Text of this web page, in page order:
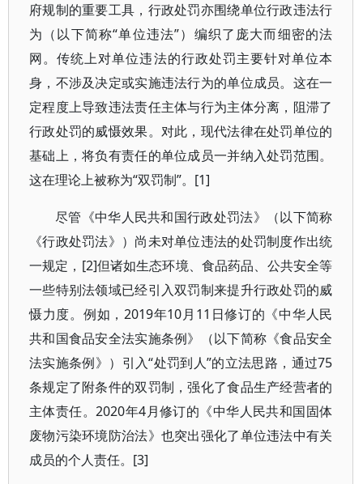
府规制的重要工具，行政处罚亦围绕单位行政违法行
为（以下简称“单位违法”）编织了庞大而细密的法
网。传统上对单位违法的行政处罚主要针对单位本
身，不涉及决定或实施违法行为的单位成员。这在一
定程度上导致违法责任主体与行为主体分离，阻滞了
行政处罚的威慑效果。对此，现代法律在处罚单位的
基础上，将负有责任的单位成员一并纳入处罚范围。
这在理论上被称为“双罚制”。[1]
尽管《中华人民共和国行政处罚法》（以下简称
《行政处罚法》）尚未对单位违法的处罚制度作出统
一规定，[2]但诸如生态环境、食品药品、公共安全等
一些特别法领域已经引入双罚制来提升行政处罚的威
慑力度。例如，2019年10月11日修订的《中华人民
共和国食品安全法实施条例》（以下简称《食品安全
法实施条例》）引入“处罚到人”的立法思路，通过75
条规定了附条件的双罚制，强化了食品生产经营者的
主体责任。2020年4月修订的《中华人民共和国固体
废物污染环境防治法》也突出强化了单位违法中有关
成员的个人责任。[3]